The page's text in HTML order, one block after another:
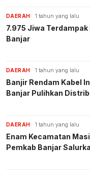
DAERAH 1 tahun yang lalu
7.975 Jiwa
Banjar
DAERAH 1 tahun yang lalu
Banjir Rendam Kabel
Banjar Pulihkan
DAERAH 1 tahun yang lalu
Enam Kecamatan
Pemkab Banjar